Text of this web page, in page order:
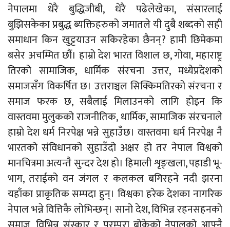
नेपालमा धेरै बुद्धिजीबी, धेरै पढेलेखेका, संसारलाई
बुझिसकेका प्रबुद्ध ब्यक्तिहरुको जमातले यी दुबै शब्दको सही
समाधान किन खुट्टयाउन सकिरहेका छैनन्? हामी छिमेकमा
बसेर अचम्मित छौं। हाम्रो देश भारत विशाल छ, गोवा, महाराष्ट्र
तिरको सामाजिक, धार्मिक संरचना उत्तर, मध्येप्रदेशको
समाजसँग विकर्षित छ। उत्तराञ्चल सिक्किमतिरको संरचना र
समाज फरक छ, सबैलाई मिलाउनको लागि होइन कि
वास्तवमा मुलुकको राजनीतिक, धार्मिक, सामाजिक संरचनाले
हाम्रो देश धर्म निरपेक्ष भन्ने सुहाउँछ। वास्तवमा धर्म निरपेक्ष नै
भारतको संविधानको सुहाउँदो अक्षर हो तर नेपाल विश्वको
मानचित्रमा अत्यन्तै सुन्दर देश हो। हिमाली शृङ्खला, पहाडी भू-
भाग, तराईको वन जंगल र कलकल बगिरहने नदी झरना
यहाँका प्राकृतिक सम्पदा हुन्। विश्वका हरेक देशका नागरिक
नेपाल भन्ने वित्तिकै लोभिन्छन्। सानो देश, विभिन्न रहनसहनको